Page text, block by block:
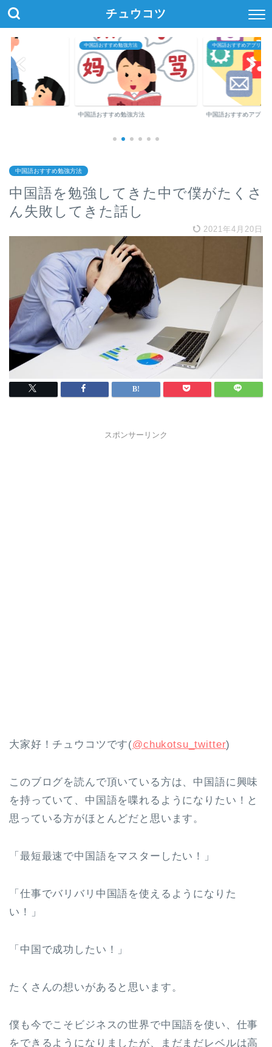
チュウコツ
中国語おすすめ勉強方法
中国語おすすめアプリ・参考書
中国語おすすめアプリ・参考書
中国語おすすめ勉強方法
中国語を勉強してきた中で僕がたくさ
ん失敗してきた話し
2021年4月20日
スポンサーリンク
大家好！チュウコツです(@chukotsu_twitter)
このブログを読んで頂いている方は、中国語に興味
を持っていて、中国語を喋れるようになりたい！と
思っている方がほとんどだと思います。
「最短最速で中国語をマスターしたい！」
「仕事でバリバリ中国語を使えるようになりた
い！」
「中国で成功したい！」
たくさんの想いがあると思います。
僕も今でこそビジネスの世界で中国語を使い、仕事
をできるようになりましたが、まだまだレベルは高